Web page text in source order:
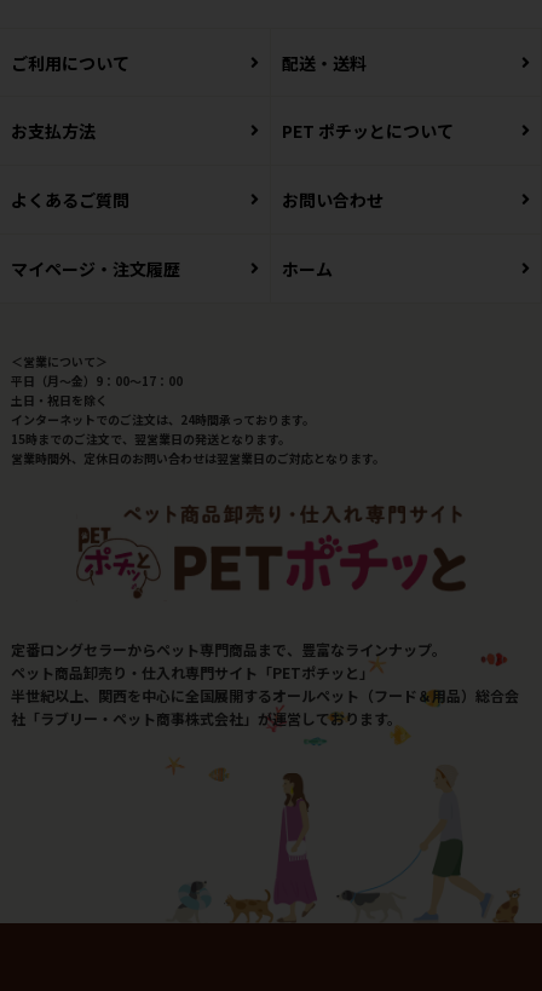
ご利用について 配送・送料
お支払方法 PET ポチッとについて
よくあるご質問 お問い合わせ
マイページ・注文履歴 ホーム
＜営業について＞
平日（月～金）9：00～17：00
土日・祝日を除く
インターネットでのご注文は、24時間承っております。
15時までのご注文で、翌営業日の発送となります。
営業時間外、定休日のお問い合わせは翌営業日のご対応となります。
定番ロングセラーからペット専門商品まで、豊富なラインナップ。
ペット商品卸売り・仕入れ専門サイト「PETポチッと」
半世紀以上、関西を中心に全国展開するオールペット（フード＆用品）総合会
社「ラブリー・ペット商事株式会社」が運営しております。